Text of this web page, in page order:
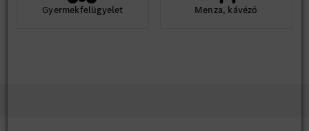
Gyermekfelügyelet Menza, kávézó